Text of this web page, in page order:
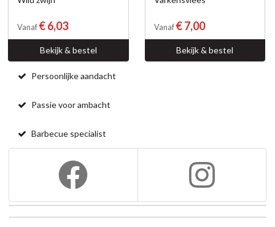
Vanaf € 6,03
Bekijk & bestel
Vanaf € 7,00
Bekijk & bestel
Persoonlijke aandacht
Passie voor ambacht
Barbecue specialist